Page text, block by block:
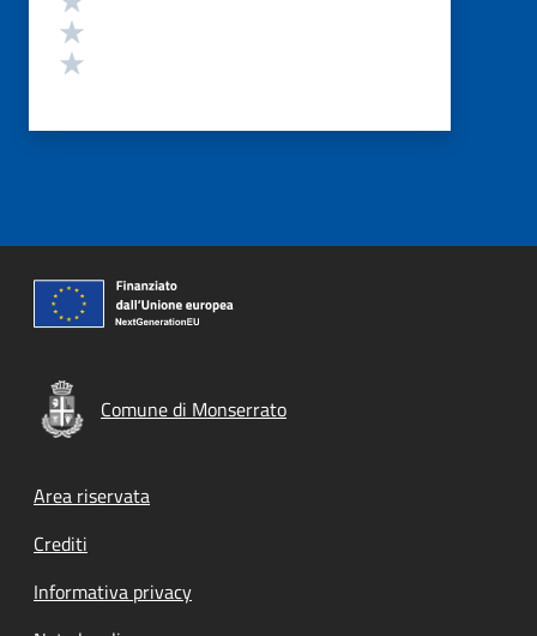
Comune di Monserrato
Footer menu
Area riservata
Crediti
Informativa privacy